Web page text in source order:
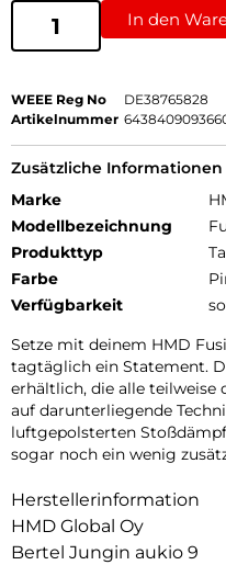
In den
WEEE Reg No
DE38765828
Artikelnummer
Zusätzliche Informationen
Marke
Modellbezeichnung
Produkttyp
Farbe
Verfügbarkeit
Setze mit deinem HMD
tagtäglich ein Statement.
erhältlich, die alle
auf darunterliegende
luftgepolsterten
sogar noch ein wenig
Herstellerinformation
HMD Global Oy
Bertel Jungin aukio 9